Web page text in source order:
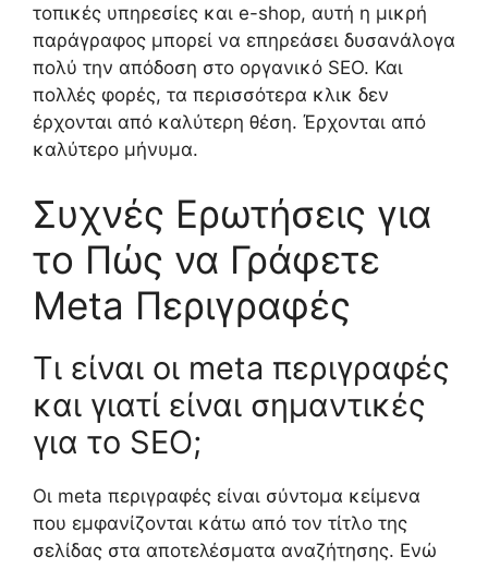
τοπικές υπηρεσίες και e-shop, αυτή η μικρή
παράγραφος μπορεί να επηρεάσει δυσανάλογα
πολύ την απόδοση στο οργανικό SEO. Και
πολλές φορές, τα περισσότερα κλικ δεν
έρχονται από καλύτερη θέση. Έρχονται από
καλύτερο μήνυμα.
Συχνές Ερωτήσεις για
το Πώς να Γράφετε
Meta Περιγραφές
Τι είναι οι meta περιγραφές
και γιατί είναι σημαντικές
για το SEO;
Οι meta περιγραφές είναι σύντομα κείμενα
που εμφανίζονται κάτω από τον τίτλο της
σελίδας στα αποτελέσματα αναζήτησης. Ενώ